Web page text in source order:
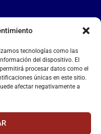
tecnologías como las
del dispositivo. El
procesar datos como el
únicas en este sitio.
afectar negativamente a